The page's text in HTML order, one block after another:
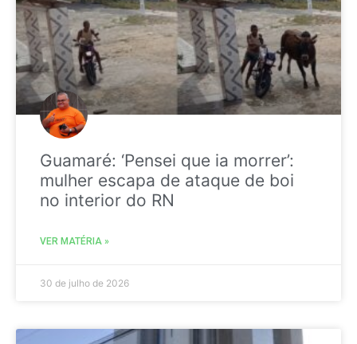
Guamaré: ‘Pensei que ia morrer’:
mulher escapa de ataque de boi
no interior do RN
VER MATÉRIA »
30 de julho de 2026